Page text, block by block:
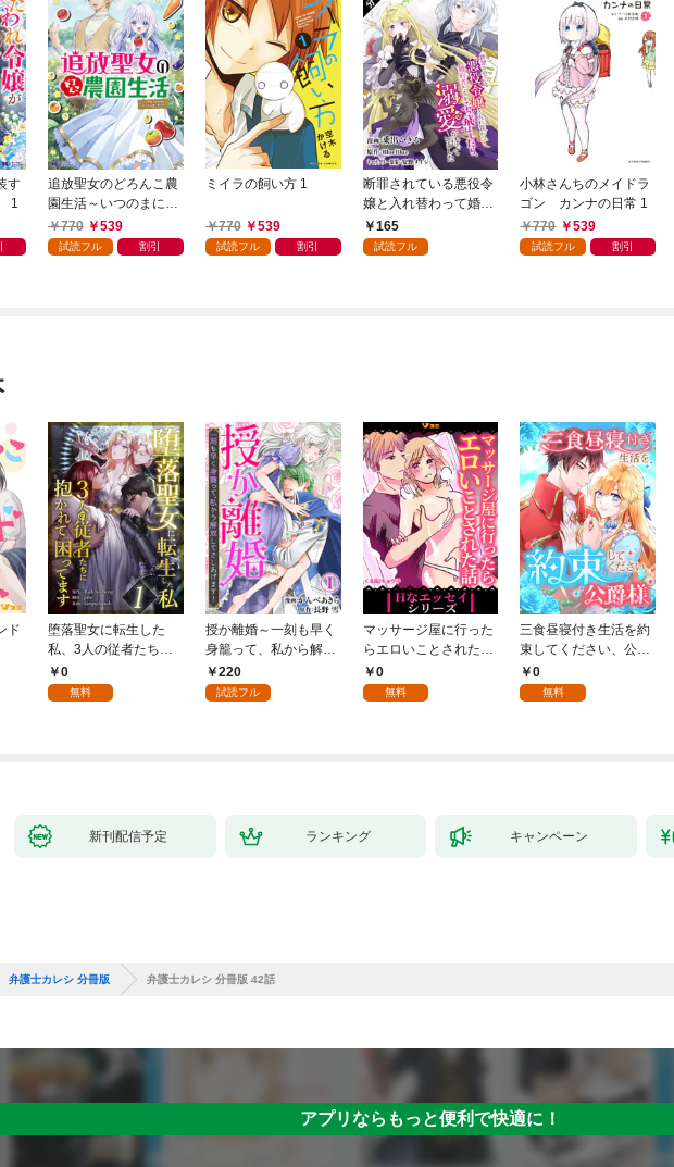
す
1
追放聖女のどろんこ農
園生活～いつのまにか
隣国を救ってしまいま
した～（コミック） 1
770 539
試読フル 割引
ミイラの飼い方 1
770 539
試読フル 割引
断罪されている悪役令
嬢と入れ替わって婚約
者たちをぶっ飛ばした
ら、溺愛が待っていま
165
試読フル
小林さんちのメイドラ
ゴン カンナの日常 1
770
539
試読フル 割引
ド
堕落聖女に転生した
私、3人の従者たちに
抱かれて困ってます 第
1話
0
無料
授か離婚～一刻も早く
身籠って、私から解放
してさしあげます！1
220
試読フル
マッサージ屋に行った
らエロいことされた話
1 0
無料
三食昼寝付き生活を約
束してください、公爵
様 1話
0
無料
新刊配信予定 ランキング キャンペーン
弁護士カレシ 分冊版 弁護士カレシ 分冊版 42話
アプリならもっと便利で快適に！